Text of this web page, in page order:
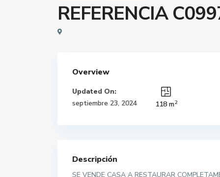
REFERENCIA
Overview
Updated On:
septiembre 23, 2024
118 m2
Descripción
SE VENDE CASA A RESTAURAR